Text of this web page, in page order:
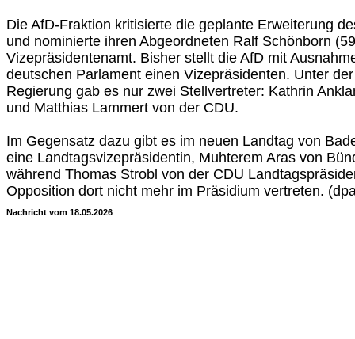
Die AfD-Fraktion kritisierte die geplante Erweiterung
und nominierte ihren Abgeordneten Ralf Schönborn
Vizepräsidentenamt. Bisher stellt die AfD mit
deutschen Parlament einen Vizepräsidenten. Unter
Regierung gab es nur zwei Stellvertreter: Kathrin
und Matthias Lammert von der CDU.
Im Gegensatz dazu gibt es im neuen Landtag von
eine Landtagsvizepräsidentin, Muhterem Aras von
während Thomas Strobl von der CDU
Opposition dort nicht mehr im Präsidium vertreten.
Nachricht vom 18.05.2026